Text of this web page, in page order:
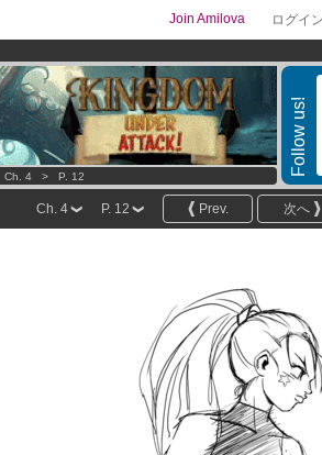
ログイン
Join Amilova
Follow us!
Ch. 4 > P. 12
次へ
Prev.
P. 12
Ch. 4